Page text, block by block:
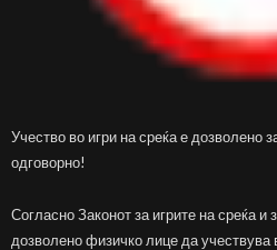
Учество во игри на среќа е дозволено
одговорно!
Согласно Законот за игрите на среќа и
дозволено физичко лице да учествува